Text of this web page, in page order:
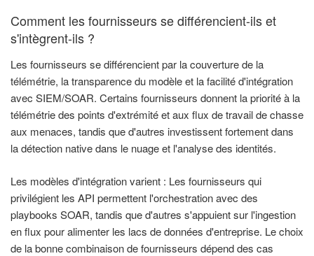
Comment les fournisseurs se différencient-ils et
s'intègrent-ils ?
Les fournisseurs se différencient par la couverture de la
télémétrie, la transparence du modèle et la facilité d'intégration
avec SIEM/SOAR. Certains fournisseurs donnent la priorité à la
télémétrie des points d'extrémité et aux flux de travail de chasse
aux menaces, tandis que d'autres investissent fortement dans
la détection native dans le nuage et l'analyse des identités.
Les modèles d'intégration varient : Les fournisseurs qui
privilégient les API permettent l'orchestration avec des
playbooks SOAR, tandis que d'autres s'appuient sur l'ingestion
en flux pour alimenter les lacs de données d'entreprise. Le choix
de la bonne combinaison de fournisseurs dépend des cas